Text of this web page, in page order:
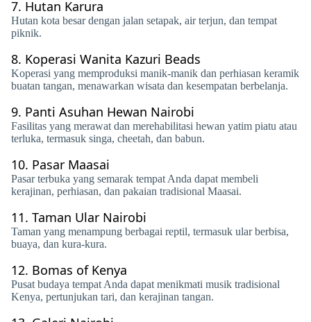
7. Hutan Karura
Hutan kota besar dengan jalan setapak, air terjun, dan tempat
piknik.
8. Koperasi Wanita Kazuri Beads
Koperasi yang memproduksi manik-manik dan perhiasan keramik
buatan tangan, menawarkan wisata dan kesempatan berbelanja.
9. Panti Asuhan Hewan Nairobi
Fasilitas yang merawat dan merehabilitasi hewan yatim piatu atau
terluka, termasuk singa, cheetah, dan babun.
10. Pasar Maasai
Pasar terbuka yang semarak tempat Anda dapat membeli
kerajinan, perhiasan, dan pakaian tradisional Maasai.
11. Taman Ular Nairobi
Taman yang menampung berbagai reptil, termasuk ular berbisa,
buaya, dan kura-kura.
12. Bomas of Kenya
Pusat budaya tempat Anda dapat menikmati musik tradisional
Kenya, pertunjukan tari, dan kerajinan tangan.